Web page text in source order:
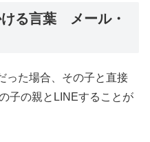
る言葉 メール・
った場合、その子と直接
子の親とLINEすることが